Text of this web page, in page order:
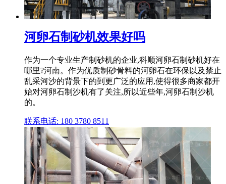
河卵石制砂机效果好吗
作为一个专业生产制砂机的企业,科顺河卵石制砂机好在
哪里?河南。作为优质制砂骨料的河卵石在环保以及禁止
乱采河沙的背景下的到更广泛的应用,使得很多商家都开
始对河卵石制沙机有了关注,所以近些年,河卵石制沙机
的。
联系电话: 180 3780 8511